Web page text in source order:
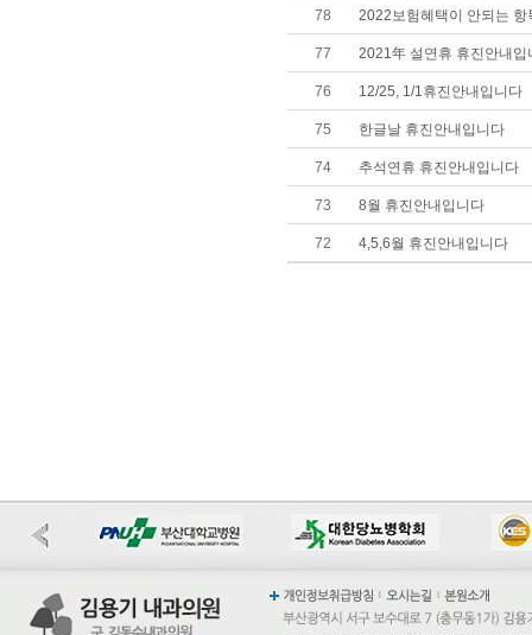
78 2022보험혜택이 안되는 항
77 2021年 설연휴 휴진안내입
76 12/25, 1/1휴진안내입니다
75 한글날 휴진안내입니다
74 추석연휴 휴진안내입니다
73 8월 휴진안내입니다
72 4,5,6월 휴진안내입니다